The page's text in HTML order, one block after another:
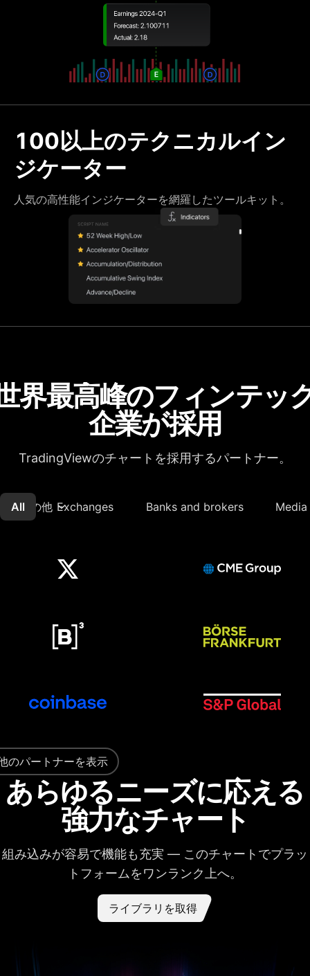
100以上のテクニカルイン
ジケーター
人気の高性能インジケーターを網羅したツールキット。
界最高峰のフィンテッ
企業が採用
TradingViewのチャートを採用するパートナー。
All Exchanges Banks and brokers
その他
のパートナーを表示
あらゆるニーズに応える
強力なチャート
組み込みが容易で機能も充実 — このチャートでプラッ
トフォームをワンランク上へ。
ライブラリを取得